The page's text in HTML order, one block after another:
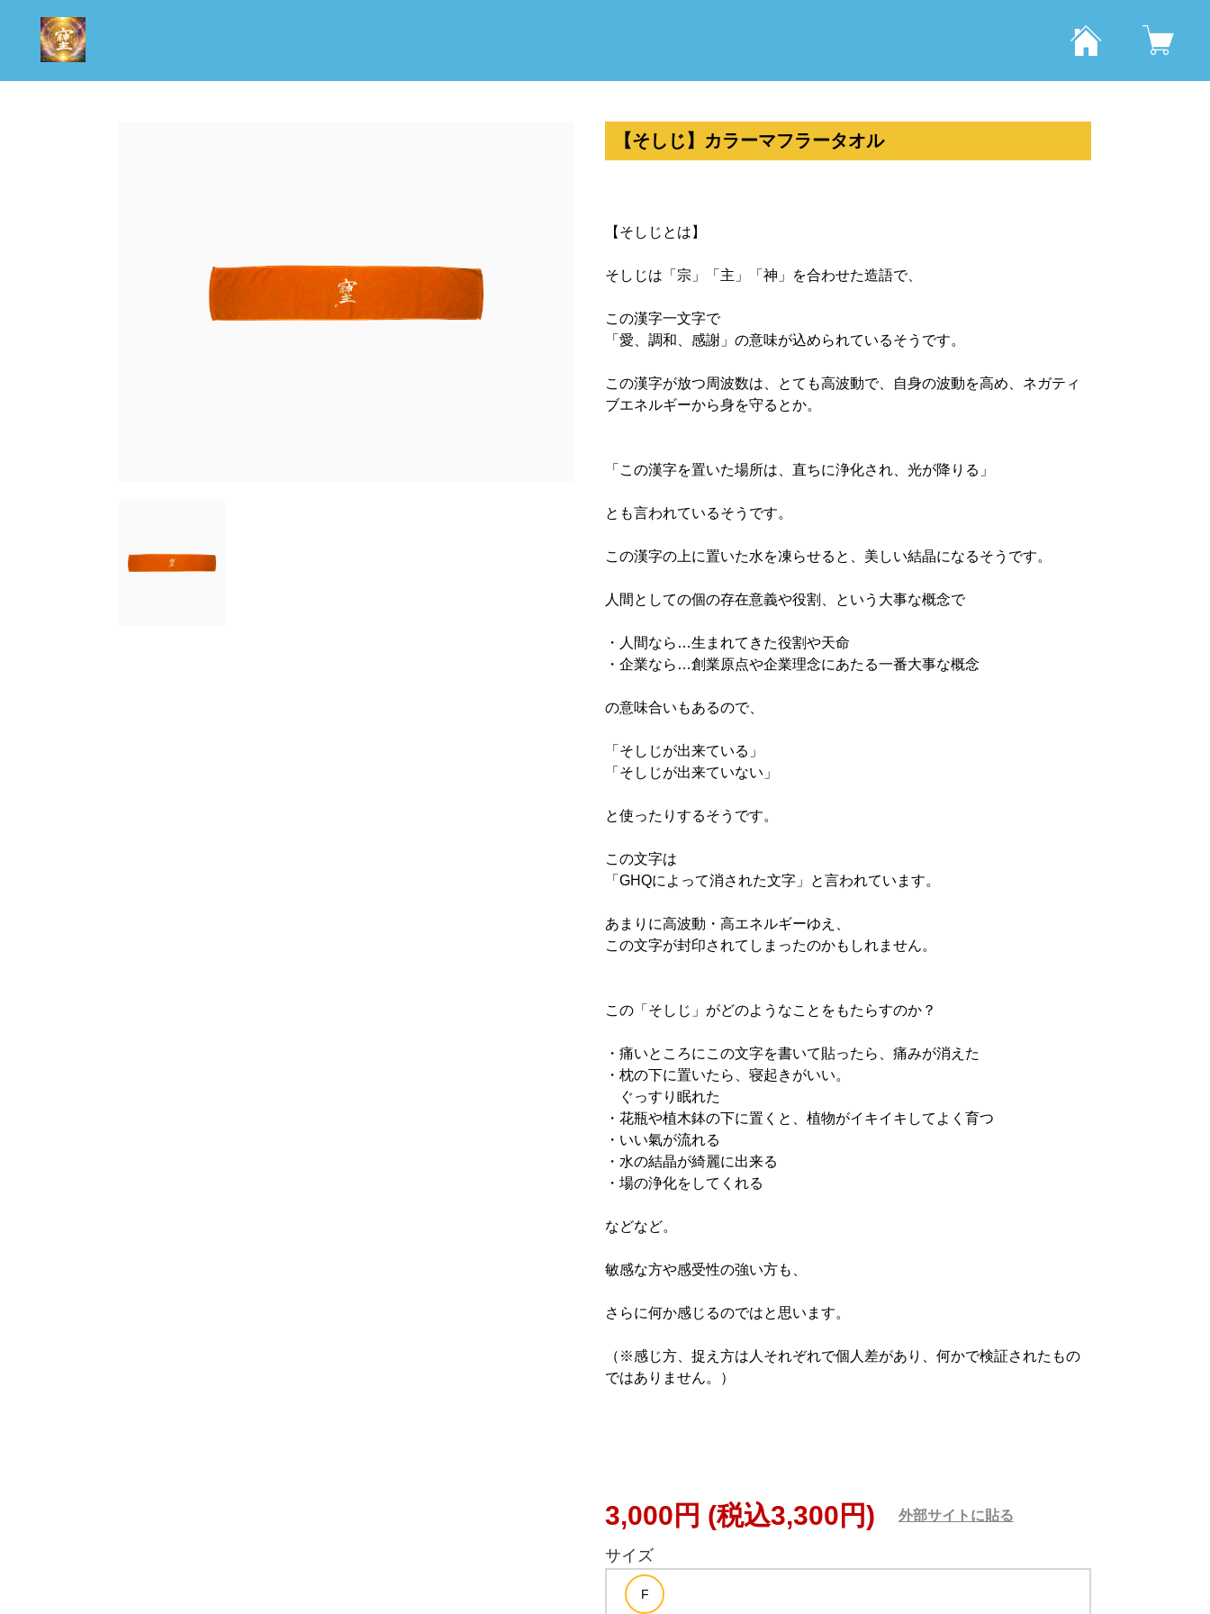
【そしじ】カラーマフラータオル
【そしじとは】
そしじは「宗」「主」「神」を合わせた造語で、
この漢字一文字で
「愛、調和、感謝」の意味が込められているそうです。
この漢字が放つ周波数は、とても高波動で、自身の波動を高め、ネガティ
ブエネルギーから身を守るとか。
「この漢字を置いた場所は、直ちに浄化され、光が降りる」
とも言われているそうです。
この漢字の上に置いた水を凍らせると、美しい結晶になるそうです。
人間としての個の存在意義や役割、という大事な概念で
・人間なら…生まれてきた役割や天命
・企業なら…創業原点や企業理念にあたる一番大事な概念
の意味合いもあるので、
「そしじが出来ている」
「そしじが出来ていない」
と使ったりするそうです。
この文字は
「GHQによって消された文字」と言われています。
あまりに高波動・高エネルギーゆえ、
この文字が封印されてしまったのかもしれません。
この「そしじ」がどのようなことをもたらすのか？
・痛いところにこの文字を書いて貼ったら、痛みが消えた
・枕の下に置いたら、寝起きがいい。
ぐっすり眠れた
・花瓶や植木鉢の下に置くと、植物がイキイキしてよく育つ
・いい氣が流れる
・水の結晶が綺麗に出来る
・場の浄化をしてくれる
などなど。
敏感な方や感受性の強い方も、
さらに何か感じるのではと思います。
（※感じ方、捉え方は人それぞれで個人差があり、何かで検証されたもの
ではありません。）
3,000円 (税込3,300円) 外部サイトに貼る
サイズ